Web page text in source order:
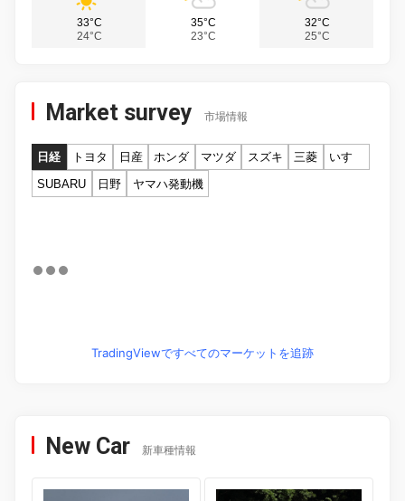
33°C
24°C
35°C
23°C
32°C
25°C
Market survey 市場情報
日経 トヨタ 日産 ホンダ マツダ スズキ 三菱
いすゞ
SUBARU
日野 ヤマハ発動機
TradingViewですべてのマーケットを追跡
New Car 新車種情報